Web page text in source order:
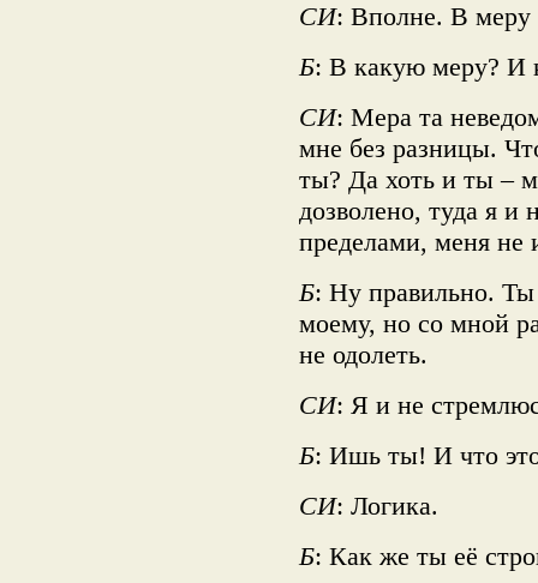
СИ: Вполне. В меру
Б: В какую меру? И
СИ: Мера та
мне без разницы.
ты? Да хоть и ты –
дозволено, туда я и
пределами, меня не
Б: Ну правильно. Ты
моему, но со мной
не одолеть.
СИ: Я и не
Б: Ишь ты! И что
СИ: Логика.
Б: Как же ты её